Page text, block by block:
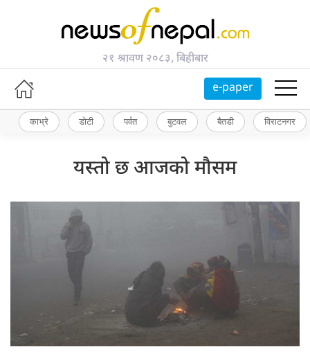
२१ श्रावण २०८३, बिहीबार
e-paper
काभ्रे डोटी पर्वत बुटवल बैतडी विराटनगर
यस्तो छ आजको मौसम